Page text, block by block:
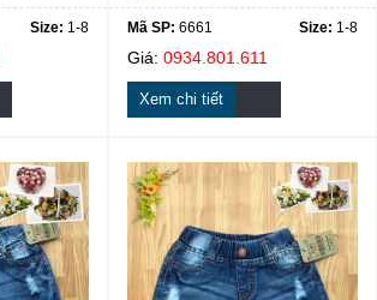
Size: 1-8 Mã SP: 6661 Size: 1-8
Giá: 0934.801.611
Xem chi tiết